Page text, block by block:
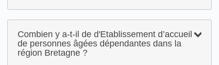
Combien y a-t-il de d'Etablissement d’accueil
de personnes âgées dépendantes dans la
région Bretagne ?